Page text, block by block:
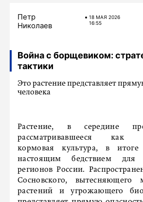
Петр
Николаев
18 МАЯ 2026
16:55
Война с борщевиком:
тактики
Это растение представляет
человека
Растение, в середине
рассматривавшееся как
кормовая культура, в
настоящим бедствием для
регионов России.
Сосновского, вытесняющего
растений и угрожающего